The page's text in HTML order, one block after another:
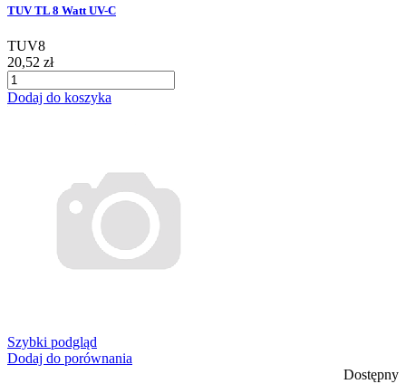
TUV TL 8 Watt UV-C
TUV8
20,52 zł
Dodaj do koszyka
Szybki podgląd
Dodaj do porównania
Dostępny